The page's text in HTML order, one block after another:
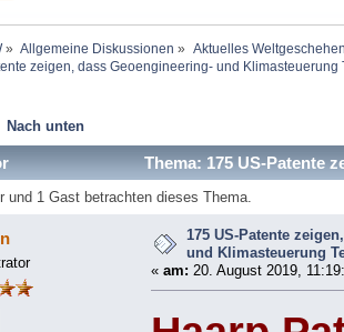
» Allgemeine Diskussionen » Aktuelles
zeigen, dass Geoengineering- und Klimasteuerung
Nach unten
Thema: 175 US-Patente
3860 mal)
und 1 Gast betrachten dieses Thema.
175 US-Patente
und Klimasteuerung
« am: 20. August 2019,